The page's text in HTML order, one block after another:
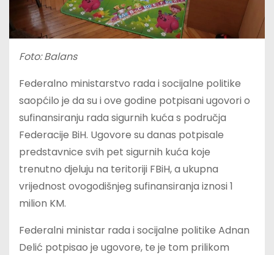
Foto: Balans
Federalno ministarstvo rada i socijalne politike
saopćilo je da su i ove godine potpisani ugovori o
sufinansiranju rada sigurnih kuća s područja
Federacije BiH. Ugovore su danas potpisale
predstavnice svih pet sigurnih kuća koje
trenutno djeluju na teritoriji FBiH, a ukupna
vrijednost ovogodišnjeg sufinansiranja iznosi 1
milion KM.
Federalni ministar rada i socijalne politike Adnan
Delić potpisao je ugovore, te je tom prilikom